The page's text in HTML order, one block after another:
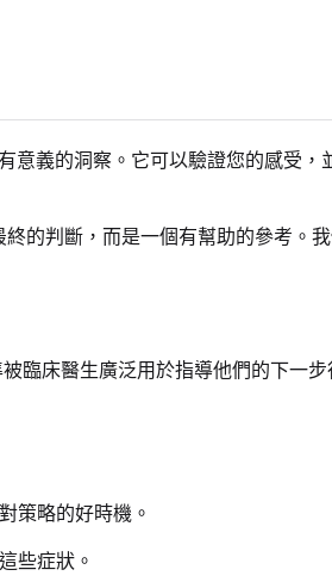
意義的洞察。它可以驗證您的感受，
的判斷，而是一個有幫助的參考。
臨床醫生廣泛用於指導他們的下一步
策略的好時機。
些症狀。